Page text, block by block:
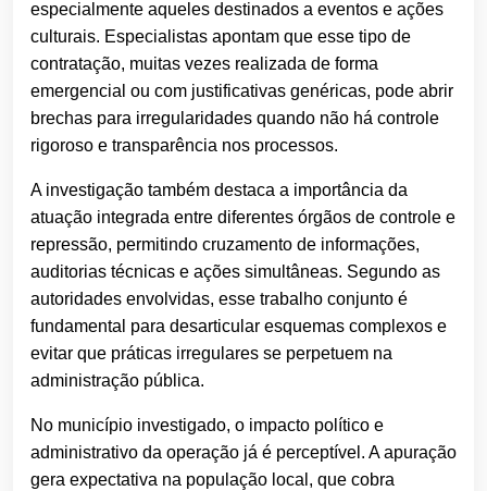
especialmente aqueles destinados a eventos e ações
culturais. Especialistas apontam que esse tipo de
contratação, muitas vezes realizada de forma
emergencial ou com justificativas genéricas, pode abrir
brechas para irregularidades quando não há controle
rigoroso e transparência nos processos.
A investigação também destaca a importância da
atuação integrada entre diferentes órgãos de controle e
repressão, permitindo cruzamento de informações,
auditorias técnicas e ações simultâneas. Segundo as
autoridades envolvidas, esse trabalho conjunto é
fundamental para desarticular esquemas complexos e
evitar que práticas irregulares se perpetuem na
administração pública.
No município investigado, o impacto político e
administrativo da operação já é perceptível. A apuração
gera expectativa na população local, que cobra